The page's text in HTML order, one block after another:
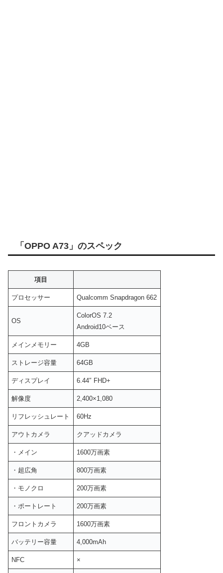
「OPPO A73」のスペック
項目
プロセッサー Qualcomm Snapdragon 662
OS
ColorOS 7.2
Android10ベース
メインメモリー 4GB
ストレージ容量 64GB
ディスプレイ 6.44″ FHD+
解像度 2,400×1,080
リフレッシュレート 60Hz
アウトカメラ クアッドカメラ
・メイン 1600万画素
・超広角 800万画素
・モノクロ 200万画素
・ポートレート 200万画素
フロントカメラ 1600万画素
バッテリー容量 4,000mAh
NFC ×